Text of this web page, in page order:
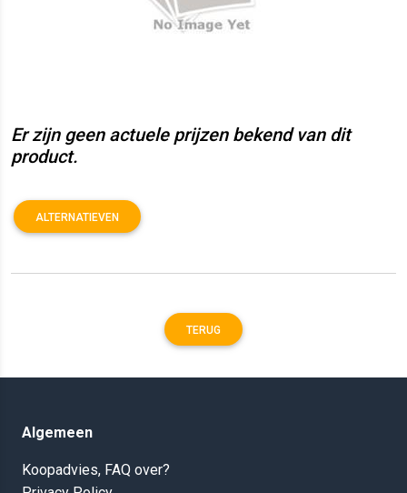
Er zijn geen actuele prijzen bekend van dit
product.
ALTERNATIEVEN
TERUG
Algemeen
Koopadvies, FAQ over?